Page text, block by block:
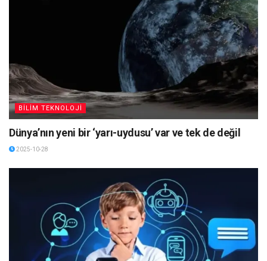
BİLİM TEKNOLOJİ
Dünya’nın yeni bir ‘yarı-uydusu’ var ve tek de değil
2025-10-28